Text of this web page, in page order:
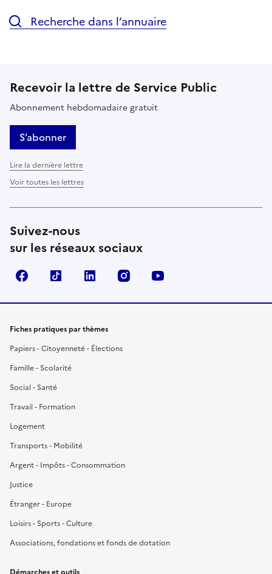
Recherche dans l’annuaire
Recevoir la lettre de Service Public
Abonnement hebdomadaire gratuit
S’abonner
Lire la dernière lettre
Voir toutes les lettres
Suivez-nous
sur les réseaux sociaux
FacebookTikTok LinkedIn Instagram
Fiches pratiques par thèmes
Papiers - Citoyenneté - Élections
Famille - Scolarité
Social - Santé
Travail - Formation
Logement
Transports - Mobilité
Argent - Impôts - Consommation
Justice
Étranger - Europe
Loisirs - Sports - Culture
Associations, fondations et fonds de dotation